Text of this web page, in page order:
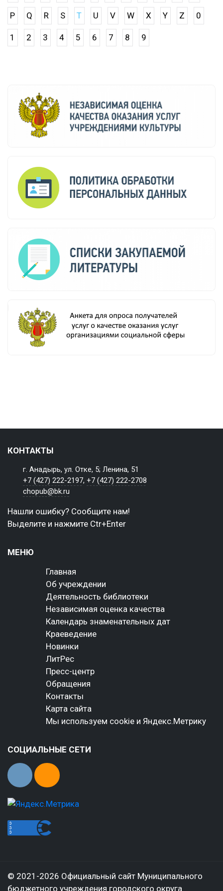
P Q R S T U V W X Y Z 0
1 2 3 4 5 6 7 8 9
КОНТАКТЫ
г. Анадырь, ул. Отке, 5; Ленина, 51
+7 (427) 222-2197,+7 (427) 222-2708
chopub@bk.ru
Нашли ошибку? Сообщите нам!
Выделите и нажмите Ctr+Enter
МЕНЮ
Главная
Об учреждении
Деятельность библиотеки
Независимая оценка качества
Календарь знаменательных дат
Краеведение
Новинки
ЛитРес
Пресс-центр
Обращения
Контакты
Карта сайта
Мы используем cookie и Яндекс.Метрику
СОЦИАЛЬНЫЕ СЕТИ
© 2021-2026 Официальный сайт Муниципального
бюджетного учреждения городского округа